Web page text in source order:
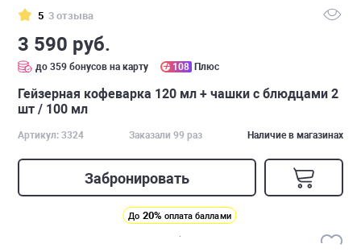
5 3 отзыва
3 590 руб.
до 359 бонусов на карту 108 Плюс
Гейзерная кофеварка 120 мл + чашки с блюдцами 2
шт / 100 мл
Артикул: 3324 Заказали 99 раз Наличие в магазинах
Забронировать
До 20% оплата баллами